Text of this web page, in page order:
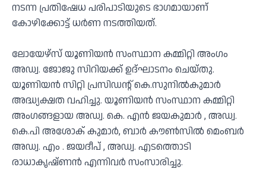
നടന്ന പ്രതിഷേധ പരിപാടിയുടെ ഭാഗമായാണ്
കോഴിക്കോട്ട് ധർണ നടത്തിയത്.
ലോയേഴ്‌സ് യൂണിയൻ സംസ്ഥാന കമ്മിറ്റി അംഗം
അഡ്വ. ജോജു സിറിയക്ക് ഉദ്ഘാടനം ചെയ്തു.
യൂണിയൻ സിറ്റി പ്രസിഡൻ്റ് കെ.സുനിൽകുമാർ
അദ്ധ്യക്ഷത വഹിച്ചു. യൂണിയൻ സംസ്ഥാന കമ്മിറ്റി
അംഗങ്ങളായ അഡ്വ. കെ. എൻ ജയകുമാർ , അഡ്വ.
കെ.പി അശോക് കുമാർ, ബാർ കൗൺസിൽ മെംബർ
അഡ്വ. എം . ജയദീപ് , അഡ്വ. എടത്തൊടി
രാധാകൃഷ്‌ണൻ എന്നിവർ സംസാരിച്ചു.